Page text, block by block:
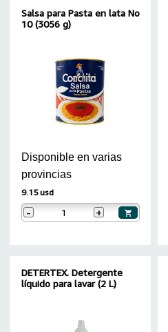
Salsa para Pasta en lata No
10 (3056 g)
Disponible en varias
provincias
9.15 usd
- +
DETERTEX. Detergente
líquido para lavar (2 L)